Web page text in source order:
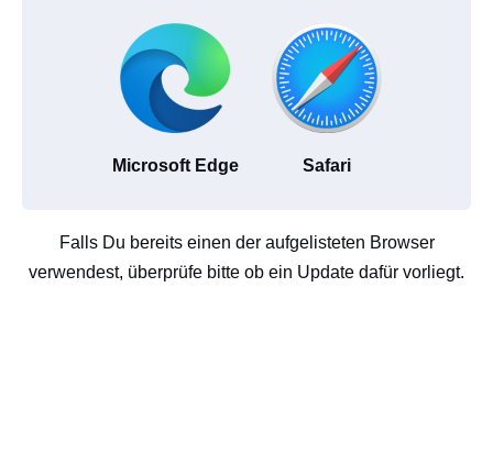
Microsoft Edge Safari
Falls Du bereits einen der aufgelisteten Browser
verwendest, überprüfe bitte ob ein Update dafür vorliegt.